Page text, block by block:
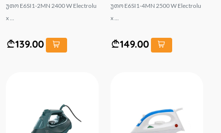
უთო E6SI1-2MN 2400 W Electrolu
x ...
139.00
უთო E6SI1-4MN 2500 W Electrolu
x ...
149.00